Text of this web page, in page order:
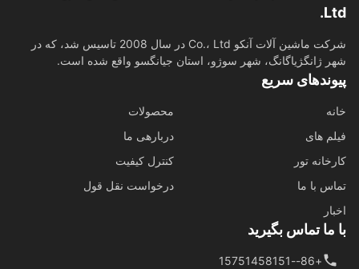
شرکت ماشین آلات آنکو Co.، Ltd در سال 2008 تاسیس شد، که در
ژانگژیاگانگ، شهر سوژو، استان جیانگسو واقع شده است.
سریع
محصولات
های
دربارهی ما
تور
کنترل کیفیت
با ما
درخواست نقل قول
ما تماس بگیرید